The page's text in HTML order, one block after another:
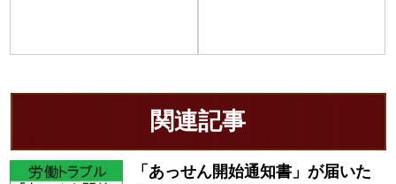
関連記事
「あっせん開始通知書」が届いた